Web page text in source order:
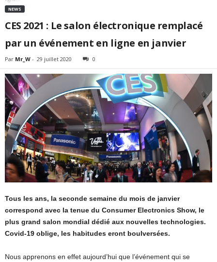
NEWS
CES 2021 : Le salon électronique remplacé
par un événement en ligne en janvier
Par Mr_W - 29 juillet 2020 0
Tous les ans, la seconde semaine du mois de janvier
correspond avec la tenue du Consumer Electronics Show, le
plus grand salon mondial dédié aux nouvelles technologies.
Covid-19 oblige, les habitudes eront boulversées.
Nous apprenons en effet aujourd’hui que l’événement qui se